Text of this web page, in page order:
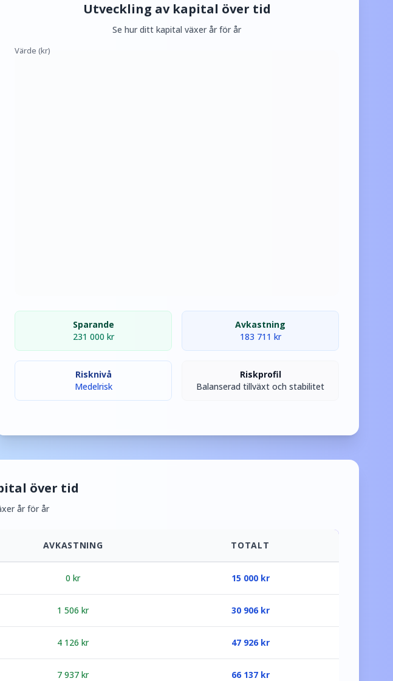
Utveckling av kapital över tid
Se hur ditt kapital växer år för år
Värde (kr)
Sparande
231 000 kr
Avkastning
183 711 kr
Risknivå
Medelrisk
Riskprofil
Balanserad tillväxt och stabilitet
över tid
år för år
AVKASTNING TOTALT
0 kr 15 000 kr
1 506 kr 30 906 kr
4 126 kr 47 926 kr
7 937 kr 66 137 kr